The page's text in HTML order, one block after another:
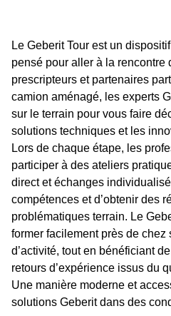
Le Geberit Tour est un
pensé pour aller à la rencontre
prescripteurs et partenaires
camion aménagé, les experts
sur le terrain pour vous faire
solutions techniques et les
Lors de chaque étape, les
participer à des ateliers
direct et échanges
compétences et d’obtenir des
problématiques terrain. Le
former facilement près de chez
d’activité, tout en bénéficiant
retours d’expérience issus du
Une manière moderne et
solutions Geberit dans des